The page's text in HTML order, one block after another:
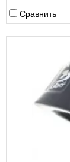
Сравнить